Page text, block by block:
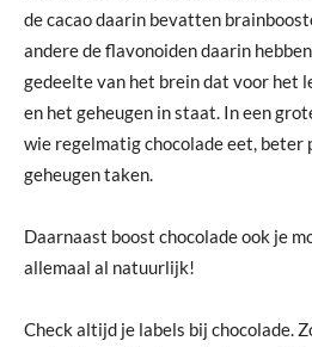
de cacao daarin bevatten
andere de flavonoiden daarin
gedeelte van het brein dat voor het
en het geheugen in staat. In een
wie regelmatig chocolade eet, beter
geheugen taken.
Daarnaast boost chocolade ook je
allemaal al natuurlijk!
Check altijd je labels bij chocolade.